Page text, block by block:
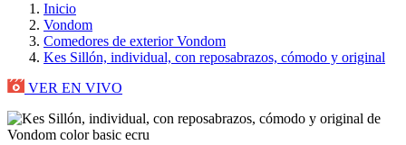
Inicio
Vondom
Comedores de exterior Vondom
Kes Sillón, individual, con reposabrazos, cómodo y original
VER EN VIVO